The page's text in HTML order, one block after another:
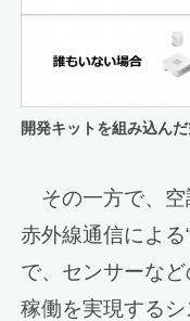
開発キットを組み込ん
その一方で、空
赤外線通信による
で、センサーな
稼働を実現する